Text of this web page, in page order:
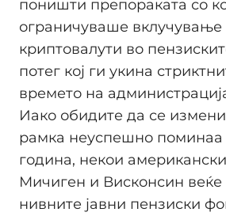
поништи препораката со
ограничуваше вклучување
криптовалути во
потег кој ги укина
времето на
Иако обидите да се измени
рамка неуспешно поминаа
година, некои
Мичиген и Висконсин веќе
нивните јавни пензиски